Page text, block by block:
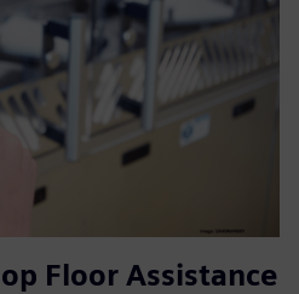
Floor Assistance